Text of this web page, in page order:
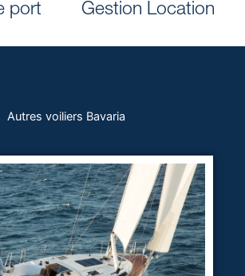
port Gestion Location
Autres voiliers Bavaria